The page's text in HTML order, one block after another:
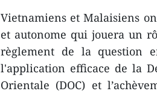
Vietnamiens et Malaisiens
et autonome qui jouera un
règlement de la question
l'application efficace de la
Orientale (DOC) et